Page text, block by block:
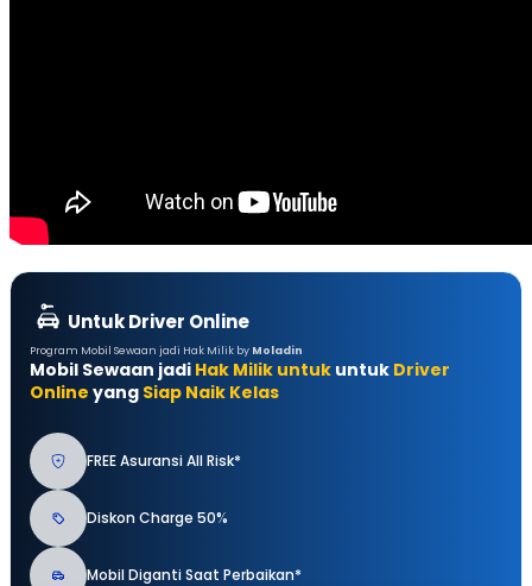
Untuk Driver Online
Program Mobil Sewaan jadi Hak Milik by Moladin
Mobil Sewaan jadi Hak Milik untuk untuk Driver
Online yang Siap Naik Kelas
FREE Asuransi All Risk*
Diskon Charge 50%
Mobil Diganti Saat Perbaikan*